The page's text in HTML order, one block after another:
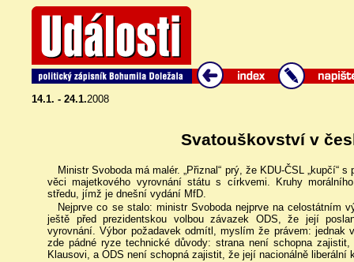
14.1. - 24.1.2008
Svatouškovství v
Ministr Svoboda má malér. „Přiznal“ prý, že KDU-ČSL „kupčí“
věci majetkového vyrovnání státu s církvemi. Kruhy
středu, jímž je dnešní vydání MfD.
Nejprve co se stalo: ministr Svoboda nejprve na celostátním
ještě před prezidentskou volbou závazek ODS, že její
vyrovnání. Výbor požadavek odmítl, myslím že právem: jednak
zde pádné ryze technické důvody: strana není schopna
Klausovi, a ODS není schopná zajistit, že její nacionálně liberální